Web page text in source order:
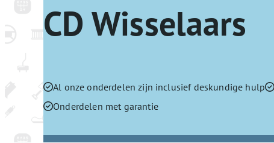
CD Wisselaars
Al onze onderdelen zijn inclusief deskundige hulp
Onderdelen met garantie